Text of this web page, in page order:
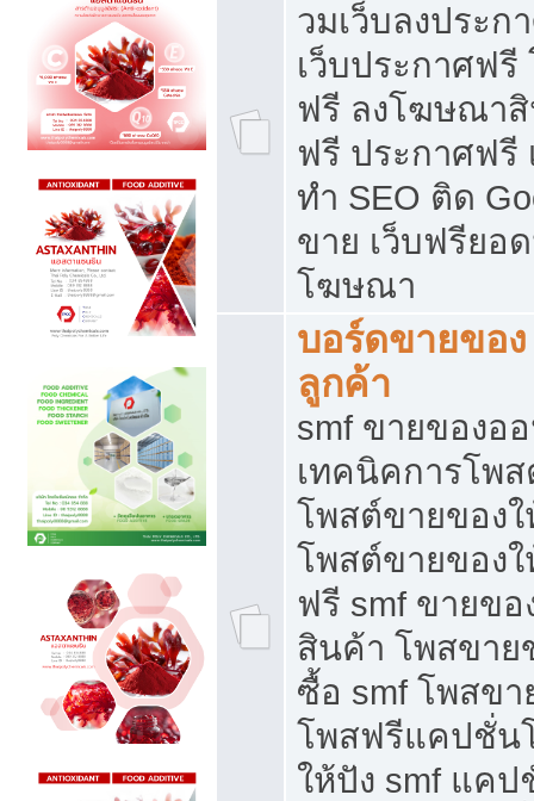
วมเว็บลงประก
เว็บประกาศฟ
ฟรี ลงโฆษณา
ฟรี ประกาศฟรี
ทำ SEO ติด
ขาย เว็บฟรียอ
โฆษณา
บอร์ดขายของ
ลูกค้า
smf ขายของอ
เทคนิคการโพ
โพสต์ขายของ
โพสต์ขายของ
ฟรี smf ขายข
สินค้า โพสขาย
ซื้อ smf โพสข
โพสฟรีแคปชั่น
ให้ปัง smf แค